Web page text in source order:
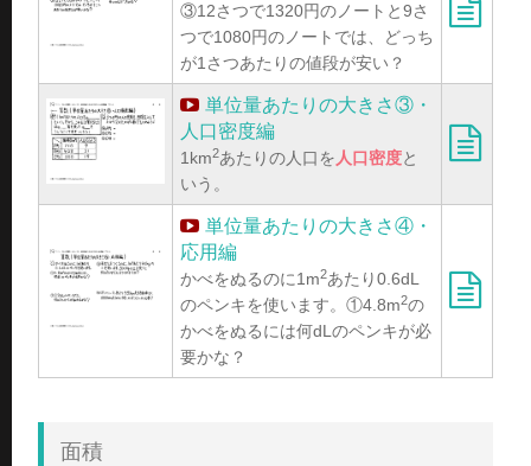
③12さつで1320円のノートと9さ
つで1080円のノートでは、どっち
が1さつあたりの値段が安い？
単位量あたりの大きさ③・
人口密度編
1km2あたりの人口を人口密度と
いう。
単位量あたりの大きさ④・
応用編
かべをぬるのに1m2あたり0.6dL
のペンキを使います。①4.8m2の
かべをぬるには何dLのペンキが必
要かな？
面積